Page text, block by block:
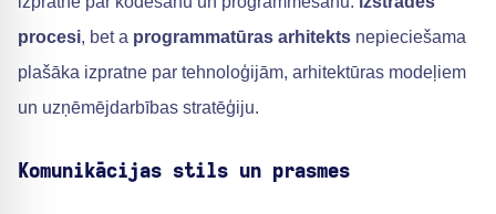
procesi, bet a programmatūras arhitekts nepieciešama
plašāka izpratne par tehnoloģijām, arhitektūras modeļiem
un uzņēmējdarbības stratēģiju.
Komunikācijas stils un prasmes